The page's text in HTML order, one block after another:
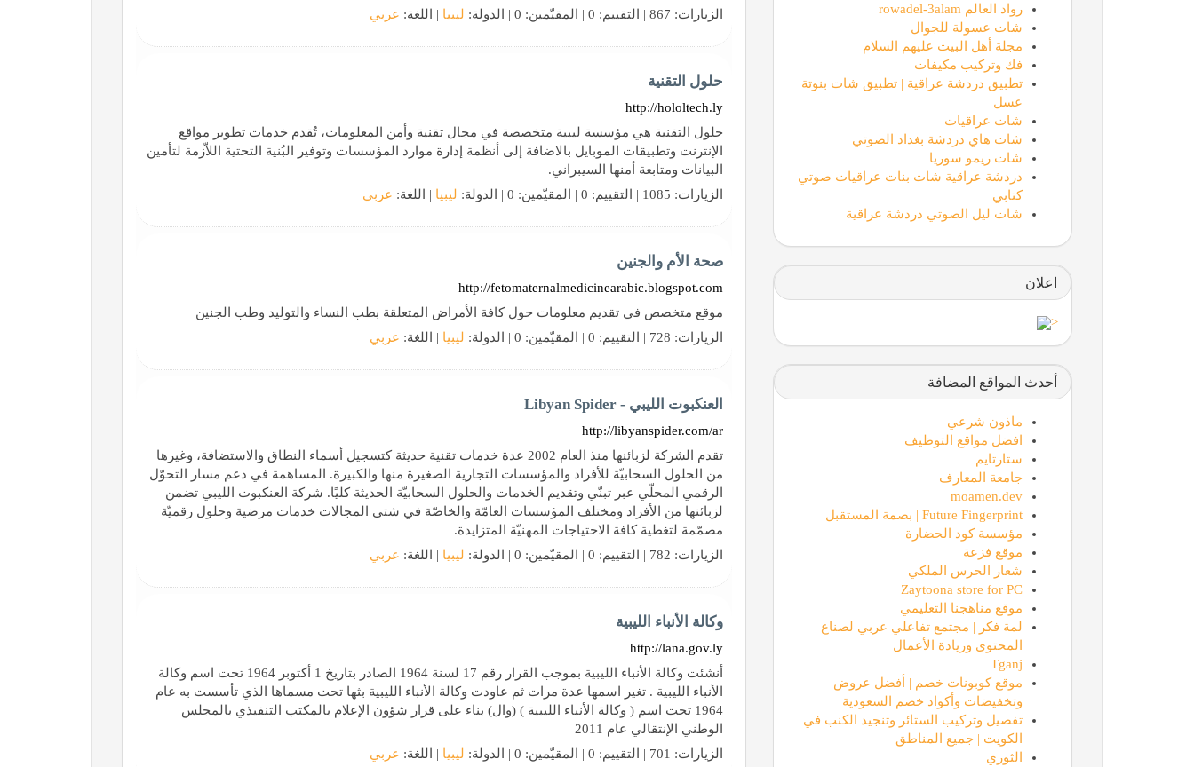
الزيارات: 867 | التقييم: 0 | المقيّمين: 0 | الدولة:
ليبيا | اللغة: عربي
حلول التقنية
http://hololtech.ly
حلول التقنية هي مؤسسة ليبية متخصصة في مجال تقنية وأمن المعلومات، تُقدم خدمات تطوير مواقع
الإنترنت وتطبيقات الموبايل بالاضافة إلى أنظمة إدارة موارد المؤسسات وتوفير البُنية التحتية اللاّزمة لتأمين
البيانات ومتابعة أمنها السيبراني.
الزيارات: 1085 | التقييم: 0 | المقيّمين: 0 | الدولة:
ليبيا | اللغة: عربي
صحة الأم والجنين
http://fetomaternalmedicinearabic.blogspot.com
موقع متخصص في تقديم معلومات حول كافة الأمراض المتعلقة بطب النساء والتوليد وطب الجنين
الزيارات: 728 | التقييم: 0 | المقيّمين: 0 | الدولة:
ليبيا | اللغة: عربي
العنكبوت الليبي - Libyan Spider
http://libyanspider.com/ar
تقدم الشركة لزبائنها منذ العام 2002 عدة خدمات تقنية حديثة كتسجيل أسماء النطاق والاستضافة، وغيرها
من الحلول السحابيّة للأفراد والمؤسسات التجارية الصغيرة منها والكبيرة. المساهمة في دعم مسار التحوّل
الرقمي المحلّي عبر تبنّي وتقديم الخدمات والحلول السحابيّة الحديثة كليًا. شركة العنكبوت الليبي تضمن
لزبائنها من الأفراد ومختلف المؤسسات العامّة والخاصّة في شتى المجالات خدمات مرضية وحلول رقميّة
مصمّمة لتغطية كافة الاحتياجات المهنيّة المتزايدة.
الزيارات: 782 | التقييم: 0 | المقيّمين: 0 | الدولة:
ليبيا | اللغة: عربي
وكالة الأنباء الليبية
http://lana.gov.ly
أنشئت وكالة الأنباء الليبية بموجب القرار رقم 17 لسنة 1964 الصادر بتاريخ 1 أكتوبر 1964 تحت اسم وكالة
الأنباء الليبية . تغير اسمها عدة مرات ثم عاودت وكالة الأنباء الليبية بثها تحت مسماها الذي تأسست به عام
1964 تحت اسم ( وكالة الأنباء الليبية ) (وال) بناء على قرار شؤون الإعلام بالمكتب التنفيذي بالمجلس
الوطني الإنتقالي عام 2011
الزيارات: 701 | التقييم: 0 | المقيّمين: 0 | الدولة:
ليبيا | اللغة: عربي
رواد العالم rowadel-3alam
شات عسولة للجوال
مجلة أهل البيت عليهم السلام
فك وتركيب مكيفات
تطبيق دردشة عراقية | تطبيق شات بنوتة
عسل
شات عراقيات
شات هاي دردشة بغداد الصوتي
شات ريمو سوريا
دردشة عراقية شات بنات عراقيات صوتي
كتابي
شات ليل الصوتي دردشة عراقية
اعلان
<
أحدث المواقع المضافة
ماذون شرعي
افضل مواقع التوظيف
ستارتايم
جامعة المعارف
moamen.dev
Future Fingerprint | بصمة المستقبل
مؤسسة كود الحضارة
موقع فزعة
شعار الحرس الملكي
Zaytoona store for PC
موقع مناهجنا التعليمي
لمة فكر | مجتمع تفاعلي عربي لصناع
المحتوى وريادة الأعمال
Tganj
موقع كوبونات خصم | أفضل عروض
وتخفيضات وأكواد خصم السعودية
تفصيل وتركيب الستائر وتنجيد الكنب في
الكويت | جميع المناطق
الثوري